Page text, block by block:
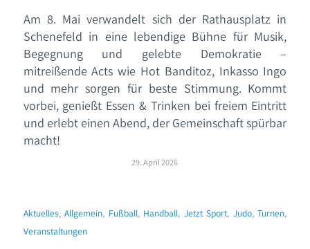
Am 8. Mai verwandelt sich der Rathausplatz in
Schenefeld in eine lebendige Bühne für Musik,
Begegnung und gelebte Demokratie –
mitreißende Acts wie Hot Banditoz, Inkasso Ingo
und mehr sorgen für beste Stimmung. Kommt
vorbei, genießt Essen & Trinken bei freiem Eintritt
und erlebt einen Abend, der Gemeinschaft spürbar
macht!
29. April 2026
Aktuelles,Allgemein, Fußball, Handball, Jetzt Sport, Judo,Turnen,
Veranstaltungen